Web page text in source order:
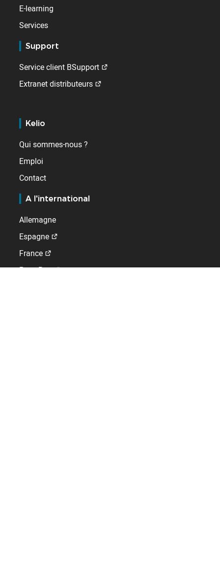
E-learning
Services
Support
Service client BSupport
Extranet distributeurs
Kelio
Qui sommes-nous ?
Emploi
Contact
A l'international
Allemagne
Espagne
France
Pays-Bas